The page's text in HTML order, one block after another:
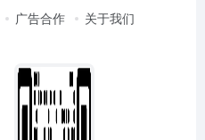
广告合作 关于我们